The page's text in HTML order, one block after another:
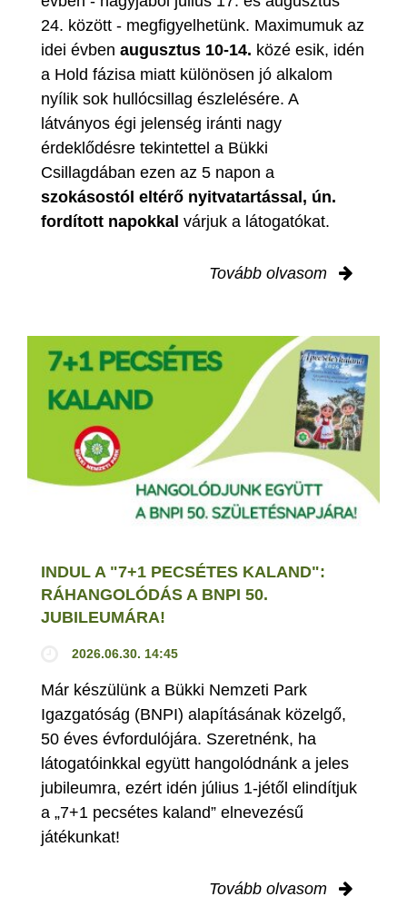
24. között - megfigyelhetünk. Maximumuk az
idei évben augusztus 10-14. közé esik, idén
a Hold fázisa miatt különösen jó alkalom
nyílik sok hullócsillag észlelésére. A
látványos égi jelenség iránti nagy
érdeklődésre tekintettel a Bükki
Csillagdában ezen az 5 napon a
szokásostól eltérő nyitvatartással, ún.
fordított napokkal várjuk a látogatókat.
Tovább olvasom
INDUL A "7+1 PECSÉTES KALAND":
RÁHANGOLÓDÁS A BNPI 50.
JUBILEUMÁRA!
2026.06.30. 14:45
Már készülünk a Bükki Nemzeti Park
Igazgatóság (BNPI) alapításának közelgő,
50 éves évfordulójára. Szeretnénk, ha
látogatóinkkal együtt hangolódnánk a jeles
jubileumra, ezért idén július 1-jétől elindítjuk
a „7+1 pecsétes kaland” elnevezésű
játékunkat!
Tovább olvasom